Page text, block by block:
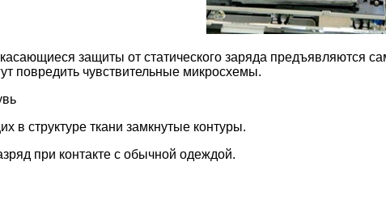
защиты от статического заряда предъявляются
повредить чувствительные микросхемы.
структуре ткани замкнутые контуры.
при контакте с обычной одеждой.